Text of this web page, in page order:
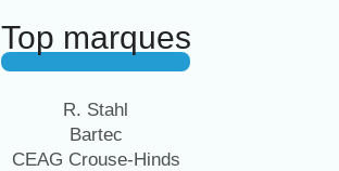
Top marques
R. Stahl
Bartec
CEAG Crouse-Hinds